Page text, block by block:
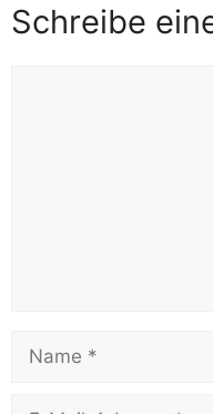
Schreibe